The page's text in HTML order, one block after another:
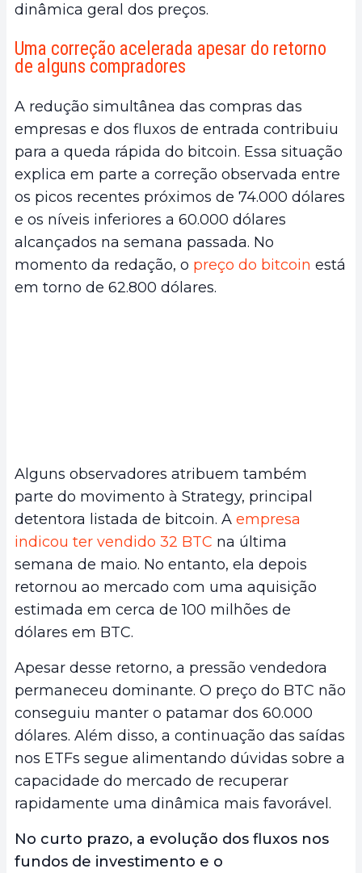
dinâmica geral dos preços.
Uma correção acelerada apesar do retorno
de alguns compradores
A redução simultânea das compras das
empresas e dos fluxos de entrada contribuiu
para a queda rápida do bitcoin. Essa situação
explica em parte a correção observada entre
os picos recentes próximos de 74.000 dólares
e os níveis inferiores a 60.000 dólares
alcançados na semana passada. No
momento da redação, o preço do bitcoin está
em torno de 62.800 dólares.
Alguns observadores atribuem também
parte do movimento à Strategy, principal
detentora listada de bitcoin. A empresa
indicou ter vendido 32 BTC na última
semana de maio. No entanto, ela depois
retornou ao mercado com uma aquisição
estimada em cerca de 100 milhões de
dólares em BTC.
Apesar desse retorno, a pressão vendedora
permaneceu dominante. O preço do BTC não
conseguiu manter o patamar dos 60.000
dólares. Além disso, a continuação das saídas
nos ETFs segue alimentando dúvidas sobre a
capacidade do mercado de recuperar
rapidamente uma dinâmica mais favorável.
No curto prazo, a evolução dos fluxos nos
fundos de investimento e o